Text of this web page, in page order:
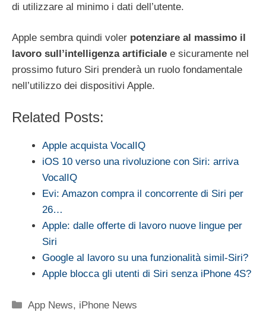
di utilizzare al minimo i dati dell’utente.
Apple sembra quindi voler potenziare al massimo il
lavoro sull’intelligenza artificiale e sicuramente nel
prossimo futuro Siri prenderà un ruolo fondamentale
nell’utilizzo dei dispositivi Apple.
Related Posts:
Apple acquista VocalIQ
iOS 10 verso una rivoluzione con Siri: arriva
VocalIQ
Evi: Amazon compra il concorrente di Siri per
26…
Apple: dalle offerte di lavoro nuove lingue per
Siri
Google al lavoro su una funzionalità simil-Siri?
Apple blocca gli utenti di Siri senza iPhone 4S?
Categorie
App News, iPhone News